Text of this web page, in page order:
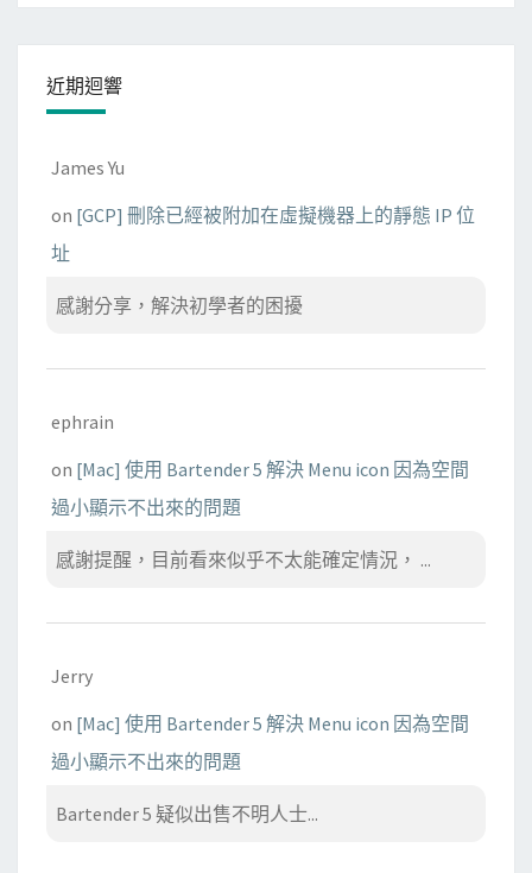
近期迴響
James Yu
on [GCP] 刪除已經被附加在虛擬機器上的靜態 IP 位
址
感謝分享，解決初學者的困擾
ephrain
on [Mac] 使用 Bartender 5 解決 Menu icon 因為空間
過小顯示不出來的問題
感謝提醒，目前看來似乎不太能確定情況， ...
Jerry
on [Mac] 使用 Bartender 5 解決 Menu icon 因為空間
過小顯示不出來的問題
Bartender 5 疑似出售不明人士...